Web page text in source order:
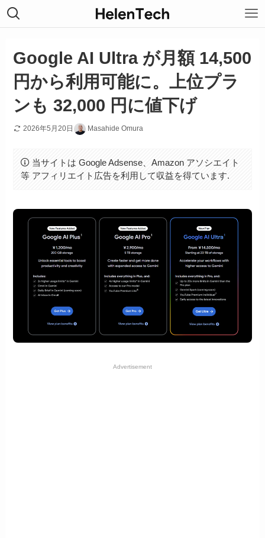
Google AI Ultra が月額 14,500
円から利用可能に。上位プラ
ンも 32,000 円に値下げ
2026年5月20日 Masahide Omura
当サイトは Google Adsense、Amazon アソシエイト
等 アフィリエイト広告を利用して収益を得ています.
Advertisement